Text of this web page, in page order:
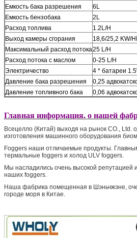
Емкость бака разрешения
6L
Емкость бензобака
2L
Расход топлива
1.2L/H
Выход камеры сгорания
18,6/25,2 KW/
Максимальный расход потока25 L/H
Расход потока с маслом
0-25 L/H
Электричество
4 * батареи
Давление бака разрешения
0,25
Давление топливного бака
0,06
Главная информация. о нашей
Всецелло (Китай) выходя на рынок CO., Ltd.
изготовления машинного оборудования
Foggers наши отличаемые продукты.
термальные foggers и холод ULV foggers.
Мы насладились очень высокой репутацией
наших foggers.
Наша фабрика помещенная в Шэньчжэне,
городе моря в Китае.